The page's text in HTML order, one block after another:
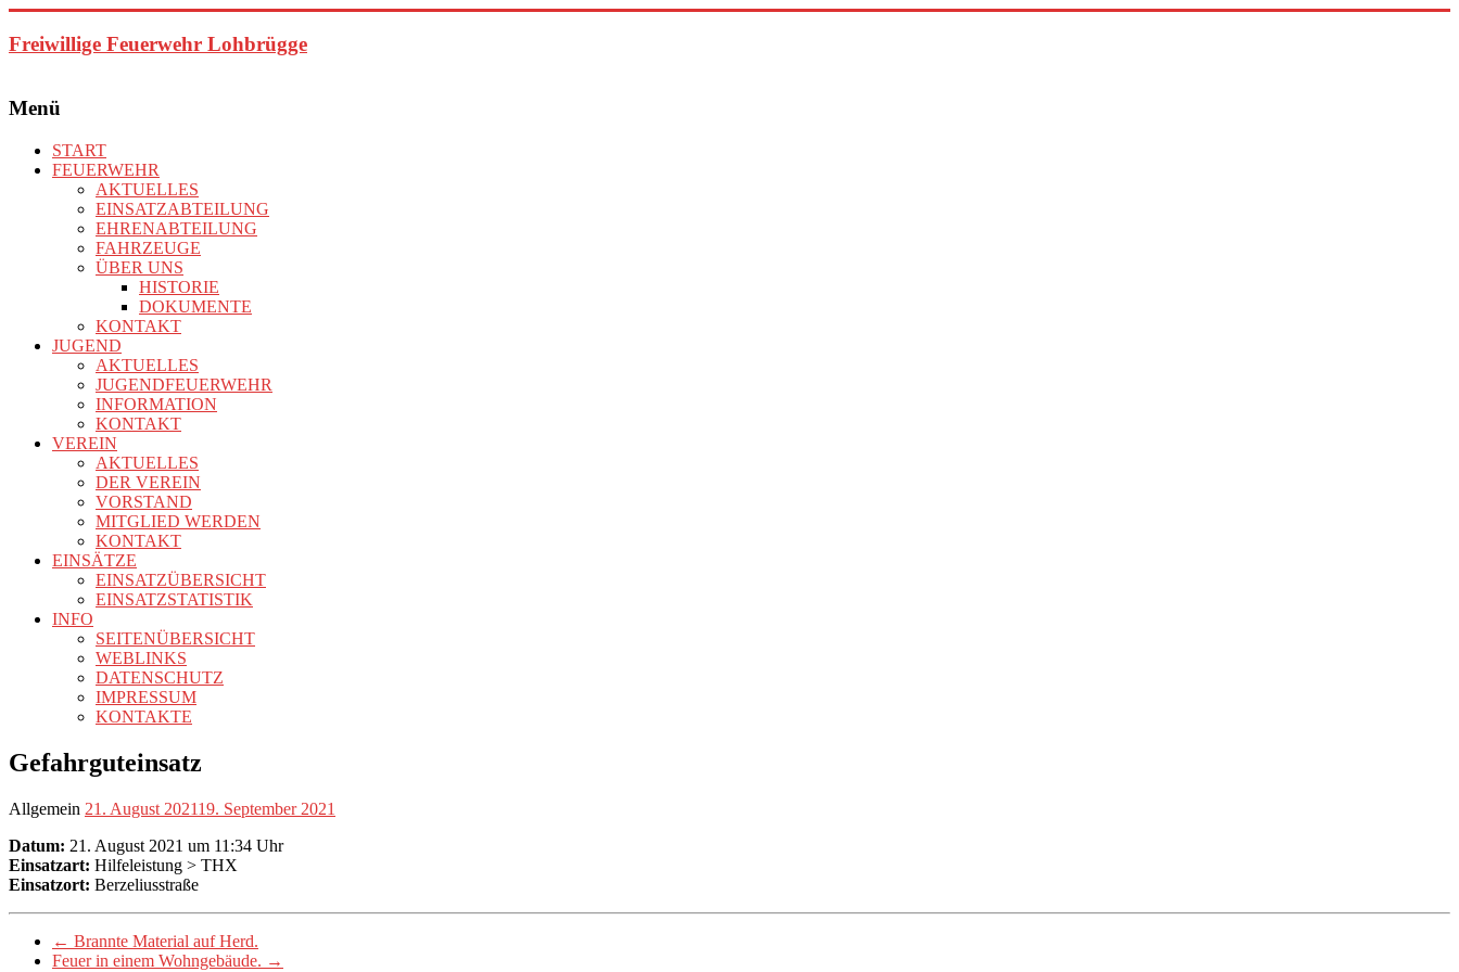
Inhalt
springen
Freiwillige Feuerwehr Lohbrügge
Menü
START
FEUERWEHR
AKTUELLES
EINSATZABTEILUNG
EHRENABTEILUNG
FAHRZEUGE
ÜBER UNS
HISTORIE
DOKUMENTE
KONTAKT
JUGEND
AKTUELLES
JUGENDFEUERWEHR
INFORMATION
KONTAKT
VEREIN
AKTUELLES
DER VEREIN
VORSTAND
MITGLIED WERDEN
KONTAKT
EINSÄTZE
EINSATZÜBERSICHT
EINSATZSTATISTIK
INFO
SEITENÜBERSICHT
WEBLINKS
DATENSCHUTZ
IMPRESSUM
KONTAKTE
Gefahrguteinsatz
Allgemein 21. August 202119. September 2021
Datum: 21. August 2021 um 11:34 Uhr
Einsatzart: Hilfeleistung > THX
Einsatzort: Berzeliusstraße
← Brannte Material auf Herd.
Feuer in einem Wohngebäude. →